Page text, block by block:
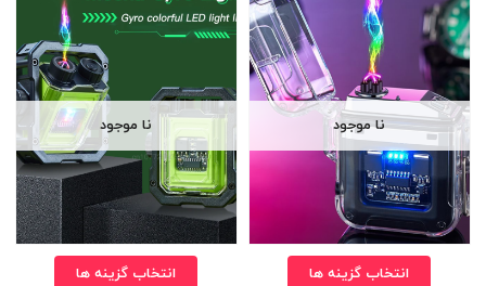
نا موجود
انتخاب گزینه ها
نا موجود
انتخاب گزینه ها